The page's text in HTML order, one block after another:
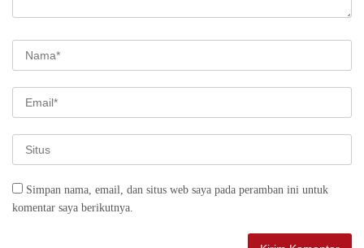
Simpan nama, email, dan situs web saya pada peramban ini untuk
komentar saya berikutnya.